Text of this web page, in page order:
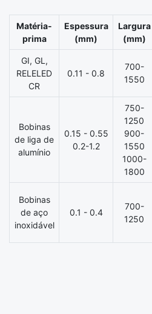
Matéria-
prima
Espessura
(mm)
Largura
(mm)
GI, GL,
RELELED
CR
0.11 - 0.8
700-
1550
Bobinas
de liga de
alumínio
0.15 - 0.55
0.2-1.2
750-
1250
900-
1550
1000-
1800
Bobinas
de aço
inoxidável
0.1 - 0.4
700-
1250